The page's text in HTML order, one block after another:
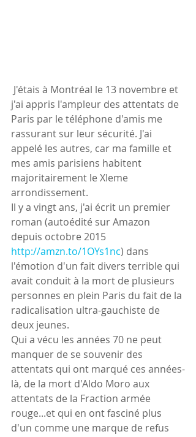
j'ai appris l'ampleur des attentats de
Paris par le téléphone d'amis me
rassurant sur leur sécurité. J'ai
appelé les autres, car ma famille et
mes amis parisiens habitent
majoritairement le XIeme
arrondissement.
Il y a vingt ans, j'ai écrit un premier
roman (autoédité sur Amazon
depuis octobre 2015
http://amzn.to/1OYs1nc) dans
l'émotion d'un fait divers terrible qui
avait conduit à la mort de plusieurs
personnes en plein Paris du fait de la
radicalisation ultra-gauchiste de
deux jeunes.
Qui a vécu les années 70 ne peut
manquer de se souvenir des
attentats qui ont marqué ces années-
là, de la mort d'Aldo Moro aux
attentats de la Fraction armée
rouge...et qui en ont fasciné plus
d'un comme une marque de refus